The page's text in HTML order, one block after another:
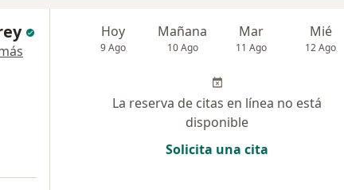
Hoy
9 Ago
Mañana
10 Ago
Mar
11 Ago
Mié
12 Ago
La reserva de citas en línea no está
disponible
Solicita una cita